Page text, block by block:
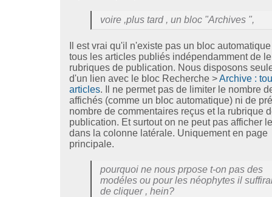
voire ,plus tard , un bloc "Archives ",
Il est vrai qu'il n'existe pas un bloc
tous les articles publiés indépendamment de
rubriques de publication. Nous disposons
d'un lien avec le bloc Recherche >Archive :
articles. Il ne permet pas de limiter le nombre
affichés (comme un bloc automatique) ni de
nombre de commentaires reçus et la rubrique
publication. Et surtout on ne peut pas afficher
dans la colonne latérale. Uniquement en page
principale.
pourquoi ne nous prpose t-on pas des
modéles ou pour les néophytes il
de cliquer , hein?